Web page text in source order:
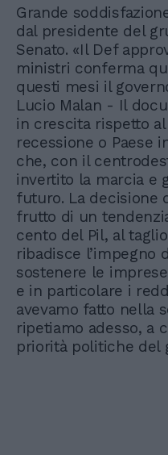
Grande
dal presidente del
Senato. «Il Def
ministri conferma
questi mesi il
Lucio Malan - Il
in crescita rispetto
recessione o Paese
che, con il
invertito la marcia e
futuro. La decisione
frutto di un
cento del Pil, al
ribadisce l’impegno
sostenere le
e in particolare i
avevamo fatto nella
ripetiamo adesso, a
priorità politiche del